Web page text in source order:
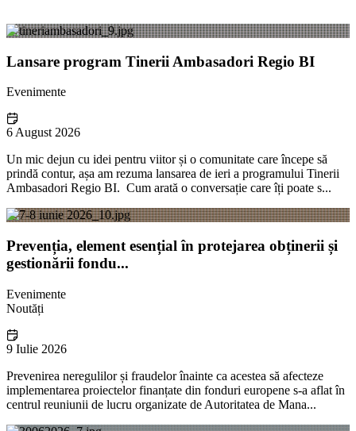
Lansare program Tinerii Ambasadori Regio BI
Evenimente
6 August 2026
Un mic dejun cu idei pentru viitor și o comunitate care începe să
prindă contur, așa am rezuma lansarea de ieri a programului Tinerii
Ambasadori Regio BI. Cum arată o conversație care îți poate s...
Prevenția, element esențial în protejarea obținerii și
gestionării fondu...
Evenimente
Noutăți
9 Iulie 2026
Prevenirea neregulilor și fraudelor înainte ca acestea să afecteze
implementarea proiectelor finanțate din fonduri europene s-a aflat în
centrul reuniunii de lucru organizate de Autoritatea de Mana...